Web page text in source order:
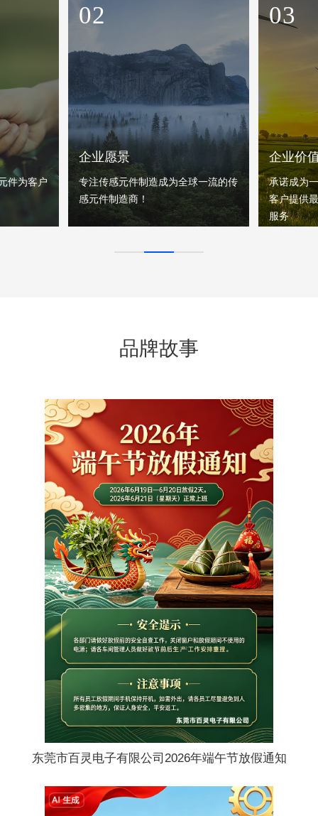
件为客户
02
企业愿景
专注传感元件制造成为全球一流的传
感元件制造商！
03
企业价
承诺成为
客户提供
服务
品牌故事
东莞市百灵电子有限公司2026年端午节放假通知